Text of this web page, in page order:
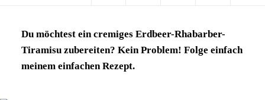
Du möchtest ein cremiges Erdbeer-Rhabarber-
Tiramisu zubereiten? Kein Problem! Folge einfach
meinem einfachen Rezept.